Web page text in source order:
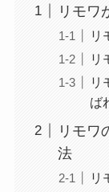
リモワ
リ
リ
リ
ば
リモワ
法
リ